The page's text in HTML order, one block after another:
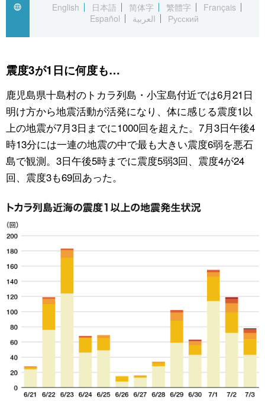
公式SNS
English
日本語 简体字 繁體字
Français
Español
العربية Русский
震度3が1日に何度も…
鹿児島県十島村のトカラ列島・小宝島付近では6月21日
明け方から地震活動が活発になり、体に感じる震度1以
上の地震が7月3日までに1000回を超えた。7月3日午後4
時13分には一連の地震の中で最も大きい震度6弱を悪石
島で観測。3日午後5時までに震度5弱3回、震度4が24
回、震度3も69回あった。